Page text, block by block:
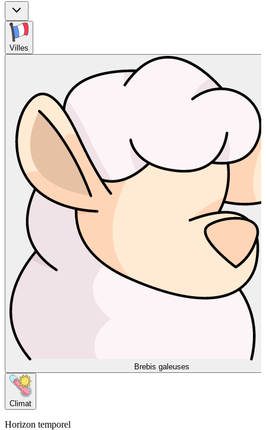
Villes
Brebis galeuses
Climat
Horizon temporel